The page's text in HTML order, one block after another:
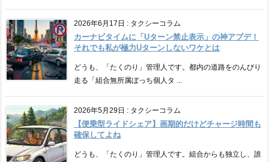
2026年6月17日 : タクシーコラム
カーナビタイムに「Uターン禁止表示」の神アプデ！
それでも私が極力Uターンしないワケとは
どうも、「たくのり」管理人です。都内の道路をのんびり
走る「組合無所属ぼっち個人タ ...
2026年5月29日 : タクシーコラム
【便乗型ライドシェア】画期的だけどチャージ時間も
確保してよね
どうも、「たくのり」管理人です。組合からも独立し、誰